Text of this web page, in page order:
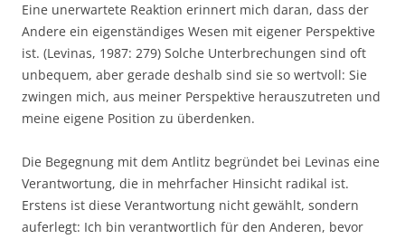
Eine unerwartete Reaktion erinnert mich daran, dass der
Andere ein eigenständiges Wesen mit eigener Perspektive
ist. (Levinas, 1987: 279) Solche Unterbrechungen sind oft
unbequem, aber gerade deshalb sind sie so wertvoll: Sie
zwingen mich, aus meiner Perspektive herauszutreten und
meine eigene Position zu überdenken.
Die Begegnung mit dem Antlitz begründet bei Levinas eine
Verantwortung, die in mehrfacher Hinsicht radikal ist.
Erstens ist diese Verantwortung nicht gewählt, sondern
auferlegt: Ich bin verantwortlich für den Anderen, bevor